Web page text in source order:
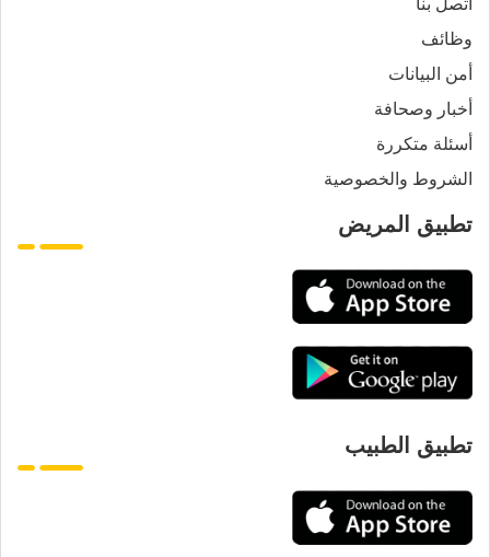
وظائف
أمن البيانات
أخبار وصحافة
أسئلة متكررة
الشروط والخصوصية
تطبيق المريض
تطبيق الطبيب